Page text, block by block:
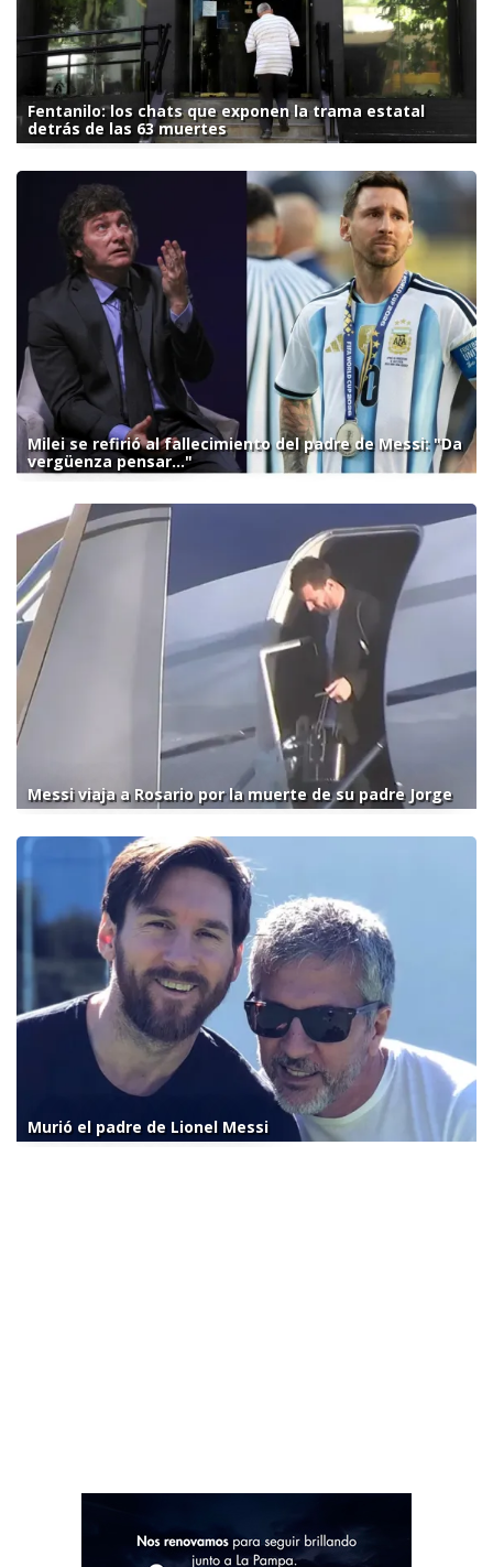
Fentanilo: los chats que exponen la trama estatal
detrás de las 63 muertes
Milei se refirió al fallecimiento del padre de Messi: "Da
vergüenza pensar..."
Messi viaja a Rosario por la muerte de su padre Jorge
Murió el padre de Lionel Messi